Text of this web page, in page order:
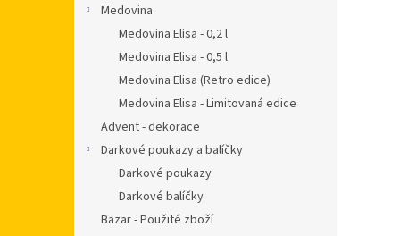
Medovina
Medovina Elisa - 0,2 l
Medovina Elisa - 0,5 l
Medovina Elisa (Retro edice)
Medovina Elisa - Limitovaná edice
Advent - dekorace
Darkové poukazy a balíčky
Darkové poukazy
Darkové balíčky
Bazar - Použité zboží